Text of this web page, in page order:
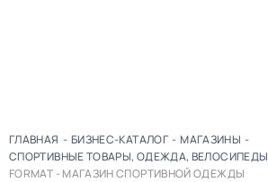
ГЛАВНАЯ - БИЗНЕС-КАТАЛОГ - МАГАЗИНЫ -
СПОРТИВНЫЕ ТОВАРЫ, ОДЕЖДА, ВЕЛОСИПЕДЫ
FORMAT - МАГАЗИН СПОРТИВНОЙ ОДЕЖДЫ